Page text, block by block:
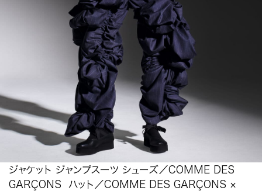
ジャケット ジャンプスーツ シューズ／COMME DES
GARÇONS ハット／COMME DES GARÇONS ×